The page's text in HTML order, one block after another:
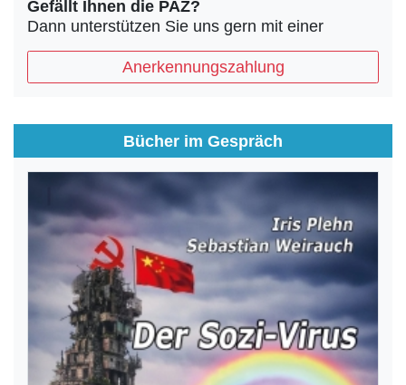
Gefällt Ihnen die PAZ?
Dann unterstützen Sie uns gern mit einer
Anerkennungszahlung
Bücher im Gespräch